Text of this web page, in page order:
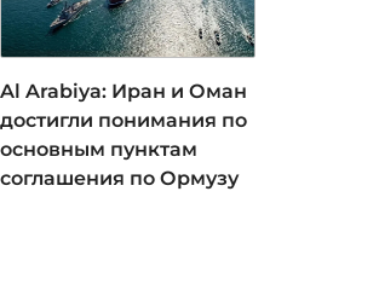
Al Arabiya: Иран и Оман
достигли понимания по
основным пунктам
соглашения по Ормузу